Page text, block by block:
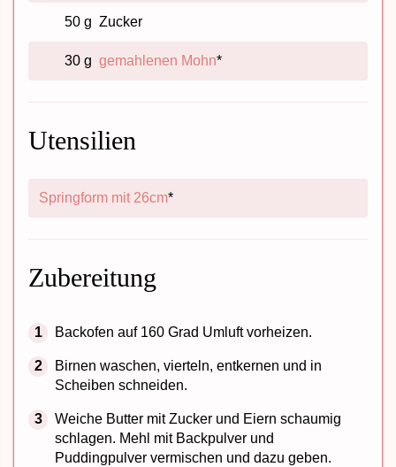
50 g Zucker
30 g gemahlenen Mohn*
Utensilien
Springform mit 26cm*
Zubereitung
Backofen auf 160 Grad Umluft vorheizen.
Birnen waschen, vierteln, entkernen und in
Scheiben schneiden.
Weiche Butter mit Zucker und Eiern schaumig
schlagen. Mehl mit Backpulver und
Puddingpulver vermischen und dazu geben.